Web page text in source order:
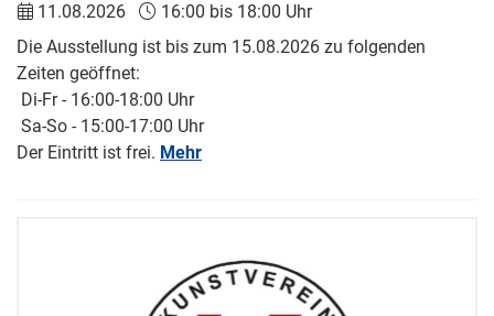
11.08.2026
16:00 bis 18:00 Uhr
Die Ausstellung ist bis zum 15.08.2026 zu folgenden
Zeiten geöffnet:
Di-Fr - 16:00-18:00 Uhr
Sa-So - 15:00-17:00 Uhr
Der Eintritt ist frei. Mehr